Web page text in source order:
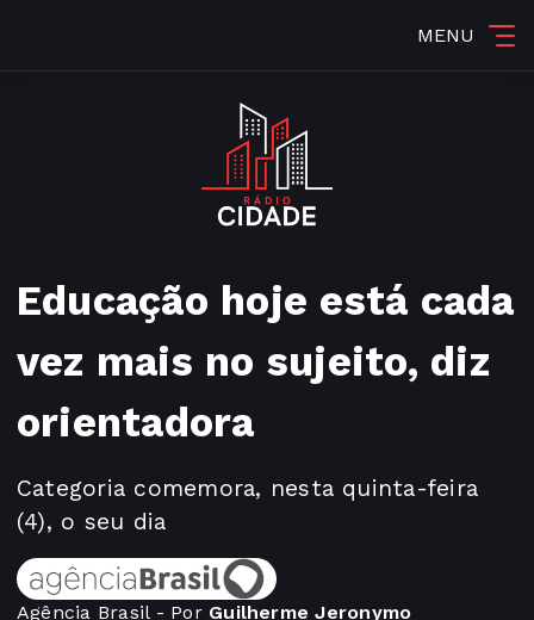
MENU
Educação hoje está cada
vez mais no sujeito, diz
orientadora
Categoria comemora, nesta quinta-feira
(4), o seu dia
Agência Brasil - Por Guilherme Jeronymo